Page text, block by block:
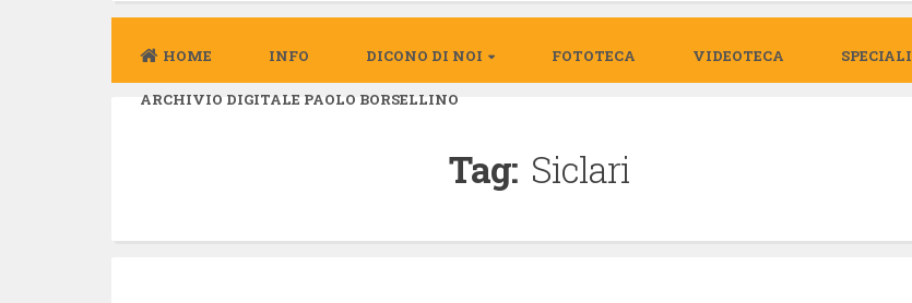
HOME INFO DICONO DI NOI FOTOTECA VIDEOTECA SPECIALI
ARCHIVIO DIGITALE PAOLO BORSELLINO
Tag: Siclari